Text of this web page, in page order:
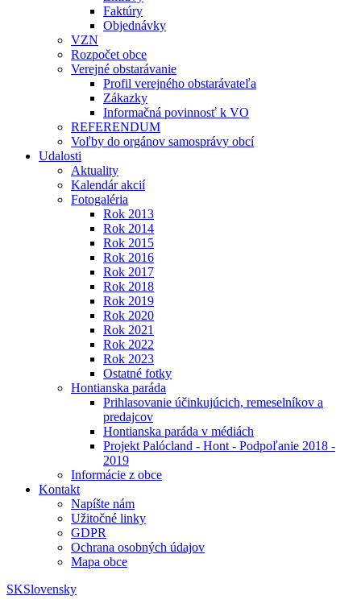
Faktúry
Objednávky
VZN
Rozpočet obce
Verejné obstarávanie
Profil verejného obstarávateľa
Zákazky
Informačná povinnosť k VO
REFERENDUM
Voľby do orgánov samosprávy obcí
Udalosti
Aktuality
Kalendár akcií
Fotogaléria
Rok 2013
Rok 2014
Rok 2015
Rok 2016
Rok 2017
Rok 2018
Rok 2019
Rok 2020
Rok 2021
Rok 2022
Rok 2023
Ostatné fotky
Hontianska paráda
Prihlasovanie účinkujúcich, remeselníkov a
predajcov
Hontianska paráda v médiách
Projekt Palócland - Hont - Podpoľanie 2018 -
2019
Informácie z obce
Kontakt
Napíšte nám
Užitočné linky
GDPR
Ochrana osobných údajov
Mapa obce
SKSlovensky